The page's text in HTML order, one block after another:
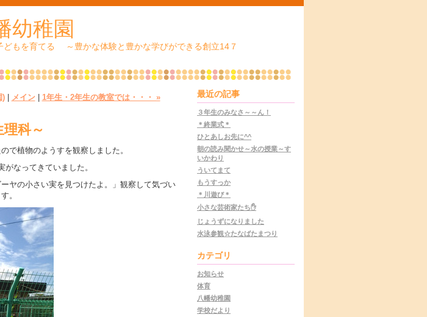
幼稚園
もを育てる ～豊かな体験と豊かな学びができる創立14７
)| メイン| 1年生・2年生の教室では・・・ »
科～
で植物のようすを観察しました。
なってきていました。
ヤの小さい実を見つけたよ。」観察して気づい
。
最近の記事
３年生のみなさ～～ん！
＊終業式＊
ひとあしお先に^^
朝の読み聞かせ～水の授業～す
いかわり
ういてまて
もうすっか
＊川遊び＊
小さな芸術家たち✋
じょうずになりました
水泳参観☆たなばたまつり
カテゴリ
お知らせ
体育
八幡幼稚園
学校だより